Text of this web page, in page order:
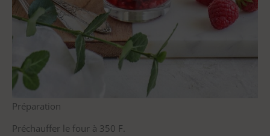
Préparation
Préchauffer le four à 350 F.